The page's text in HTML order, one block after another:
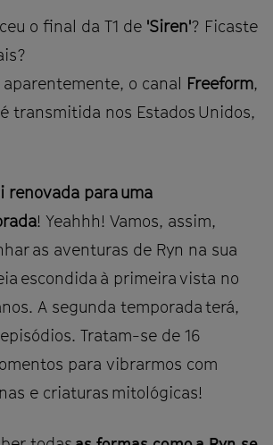
o final da T1 de 'Siren'? Ficaste
o canal
Freeform,
transmitida nos Estados Unidos,
renovada para uma
! Yeahhh! Vamos, assim,
as aventuras de Ryn na sua
escondida à primeira vista no
A segunda temporada terá,
Tratam-se de 16
para vibrarmos com
e criaturas mitológicas!